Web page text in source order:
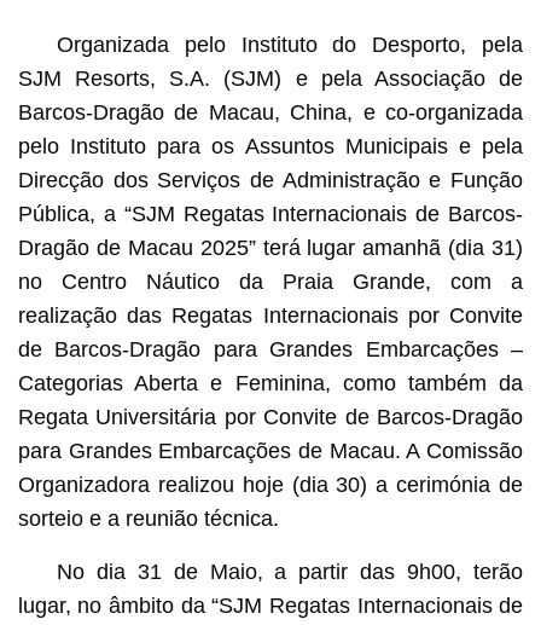
Organizada pelo Instituto do Desporto, pela
SJM Resorts, S.A. (SJM) e pela Associação de
Barcos-Dragão de Macau, China, e co-organizada
pelo Instituto para os Assuntos Municipais e pela
Direcção dos Serviços de Administração e Função
Pública, a “SJM Regatas Internacionais de Barcos-
Dragão de Macau 2025” terá lugar amanhã (dia 31)
no Centro Náutico da Praia Grande, com a
realização das Regatas Internacionais por Convite
de Barcos-Dragão para Grandes Embarcações –
Categorias Aberta e Feminina, como também da
Regata Universitária por Convite de Barcos-Dragão
para Grandes Embarcações de Macau. A Comissão
Organizadora realizou hoje (dia 30) a cerimónia de
sorteio e a reunião técnica.
No dia 31 de Maio, a partir das 9h00, terão
lugar, no âmbito da “SJM Regatas Internacionais de